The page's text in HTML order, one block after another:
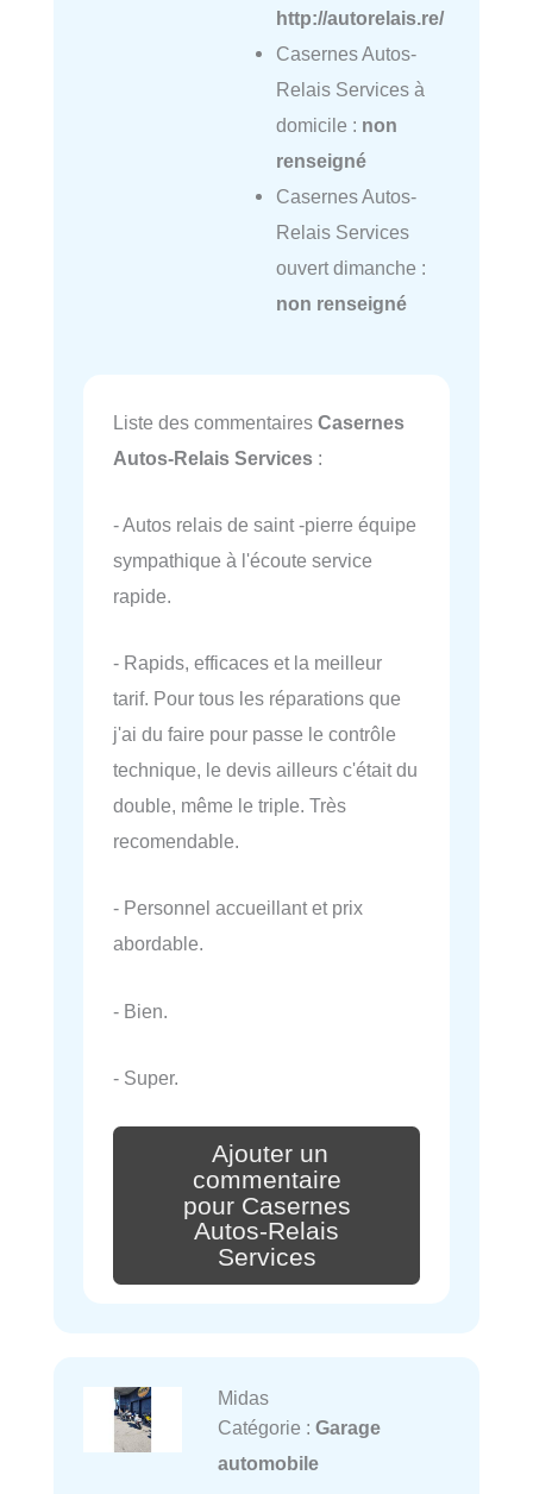
http://autorelais.re/
Casernes Autos-
Relais Services à
domicile : non
renseigné
Casernes Autos-
Relais Services
ouvert dimanche :
non renseigné
Liste des commentaires Casernes
Autos-Relais Services :
- Autos relais de saint -pierre équipe
sympathique à l'écoute service
rapide.
- Rapids, efficaces et la meilleur
tarif. Pour tous les réparations que
j'ai du faire pour passe le contrôle
technique, le devis ailleurs c'était du
double, même le triple. Très
recomendable.
- Personnel accueillant et prix
abordable.
- Bien.
- Super.
Ajouter un
commentaire
pour Casernes
Autos-Relais
Services
Midas
Catégorie : Garage
automobile